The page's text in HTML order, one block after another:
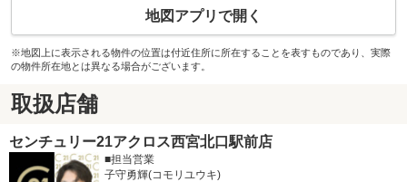
地図アプリで開く
※地図上に表示される物件の位置は付近住所に所在することを表すものであり、実際
の物件所在地とは異なる場合がございます。
取扱店舗
センチュリー21アクロス西宮北口駅前店
■担当営業
子守勇輝(コモリユウキ)